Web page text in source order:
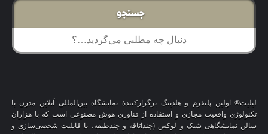
جستجو
لیلیت® اولین پلتفرم و هلدینگ برگزارکنندهٔ نمایشگاه بین‌المللی آنلاین مدرن با
تکنولوژی واقعیت مجازی و استفاده از فناوری هوش مصنوعی است که با هزاران
سالن نمایشگاهی شیک و لوکس (چنداتاقه و چندطبقه، با قابلیت شخصی‌سازی و